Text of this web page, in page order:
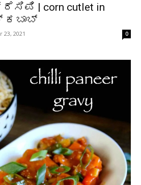
| corn cutlet in
ಕಬಾಬ್
23, 2021 0